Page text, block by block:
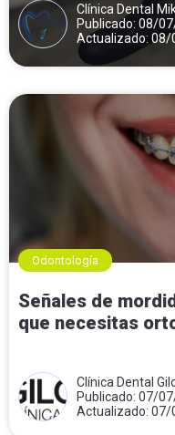
Clínica Dental
Publicado: 08/
Actualizado: 08/
Odontología
Señales de
que necesitas
Clínica Dental
Publicado: 07/
Actualizado: 07/